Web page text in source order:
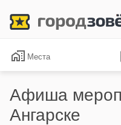
Места
Афиша
Ангарске